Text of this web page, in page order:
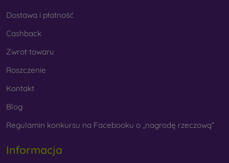
Dostawa i płatność
Cashback
Zwrot towaru
Roszczenie
Kontakt
Blog
Regulamin konkursu na Facebooku o „nagrodę rzeczową“
Informacja